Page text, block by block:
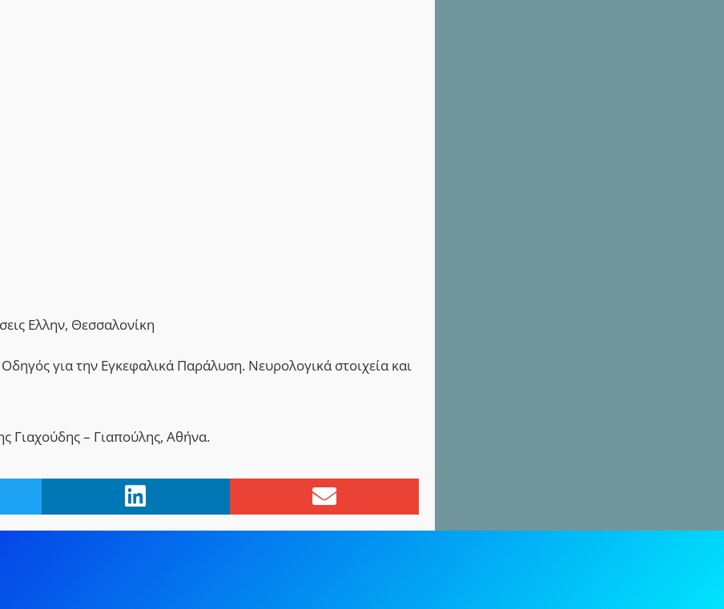
Ελλην, Θεσσαλονίκη
για την Εγκεφαλικά Παράλυση. Νευρολογικά στοιχεία και
Γιαχούδης – Γιαπούλης, Αθήνα.